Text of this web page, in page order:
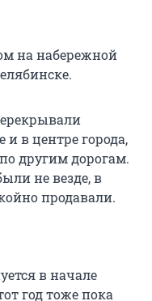
на набережной
в центре города,
другим дорогам.
не везде, в
продавали.
в начале
год тоже пока